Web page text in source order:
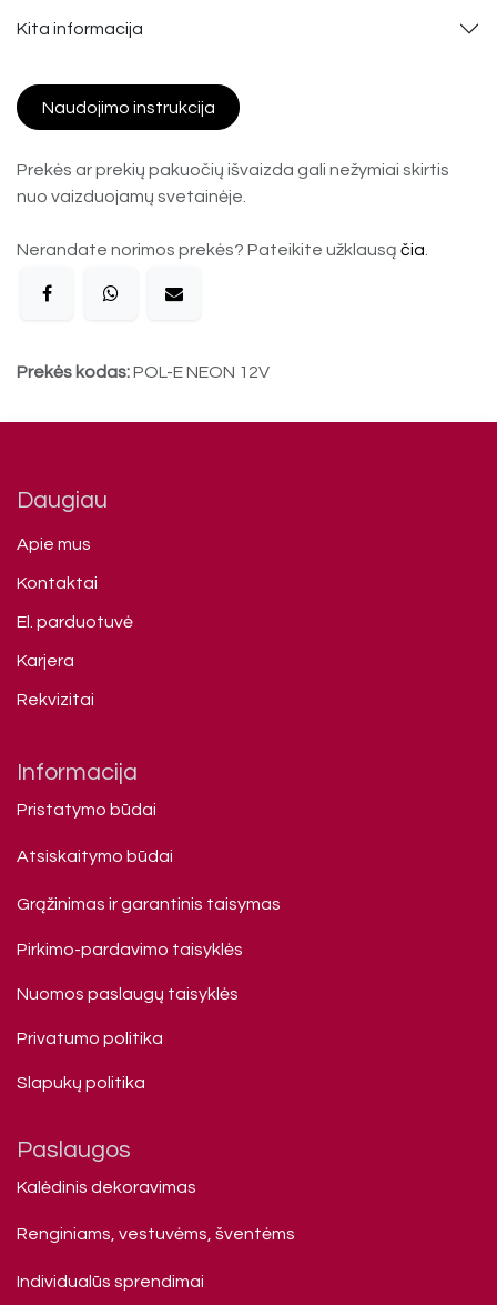
Kita informacija
Naudojimo instrukcija
Prekės ar prekių pakuočių išvaizda gali nežymiai skirtis
nuo vaizduojamų svetainėje.
Nerandate norimos prekės? Pateikite užklausą čia
Prekės kodas:POL-E NEON 12V
Daugiau
Apie mus
Kontaktai
El. parduotuvė
Karjera
Rekvizitai
Informacija
Pristatymo būdai
Atsiskaitymo būdai
Grąžinimas ir garantinis taisymas
Pirkimo-pardavimo taisyklės
Nuomos paslaugų taisyklės
Privatumo politika
Slapukų politika
Paslaugos
Kalėdinis dekoravimas
Renginiams, vestuvėms, šventėms
Individualūs sprendimai